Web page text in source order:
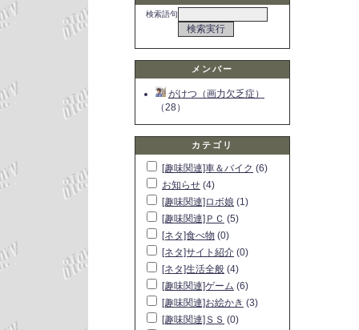
検索語句
メンバー
がけつ（画力欠乏症）
（28）
カテゴリ
[趣味関連]車＆バイク (6)
お知らせ (4)
[趣味関連]ロボ娘 (1)
[趣味関連]ＰＣ (5)
[ネタ]食べ物 (0)
[ネタ]サイト紹介 (0)
[ネタ]生活全般 (4)
[趣味関連]ゲーム (6)
[趣味関連]お絵かき (3)
[趣味関連]ＳＳ (0)